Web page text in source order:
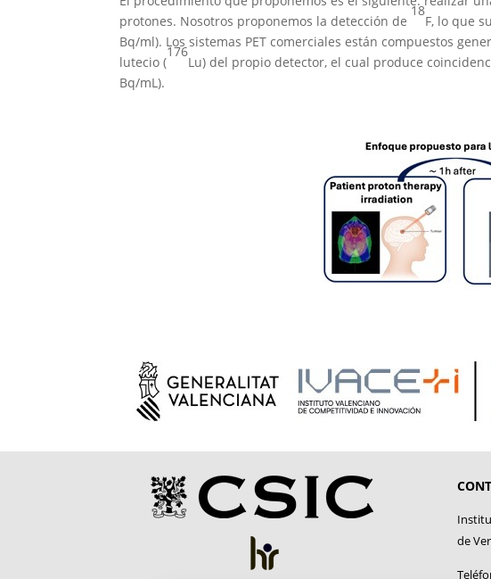
protones. Nosotros proponemos la detección de
18
F, lo que
Bq/ml). Los sistemas PET comerciales están compuestos
lutecio (
176
Lu) del propio detector, el cual produce
Bq/mL).
de